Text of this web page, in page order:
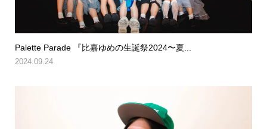
Palette Parade 『比嘉ゆめの生誕祭2024〜夏...
2024.09.24